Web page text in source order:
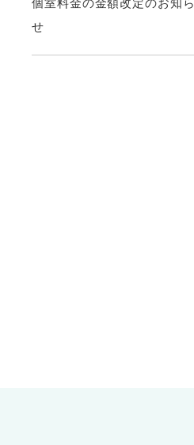
個室料金の金額改定のお知ら
せ